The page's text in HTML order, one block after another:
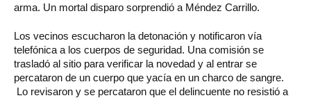
arma. Un mortal disparo sorprendió a Méndez Carrillo.
Los vecinos escucharon la detonación y notificaron vía
telefónica a los cuerpos de seguridad. Una comisión se
trasladó al sitio para verificar la novedad y al entrar se
percataron de un cuerpo que yacía en un charco de sangre.
Lo revisaron y se percataron que el delincuente no resistió a